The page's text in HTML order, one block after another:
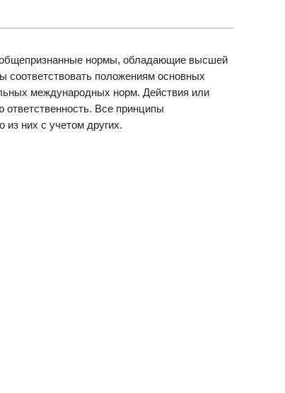
общепризнанные нормы, обладающие высшей
положениям основных
международных норм. Действия или
Все принципы
них с учетом других.